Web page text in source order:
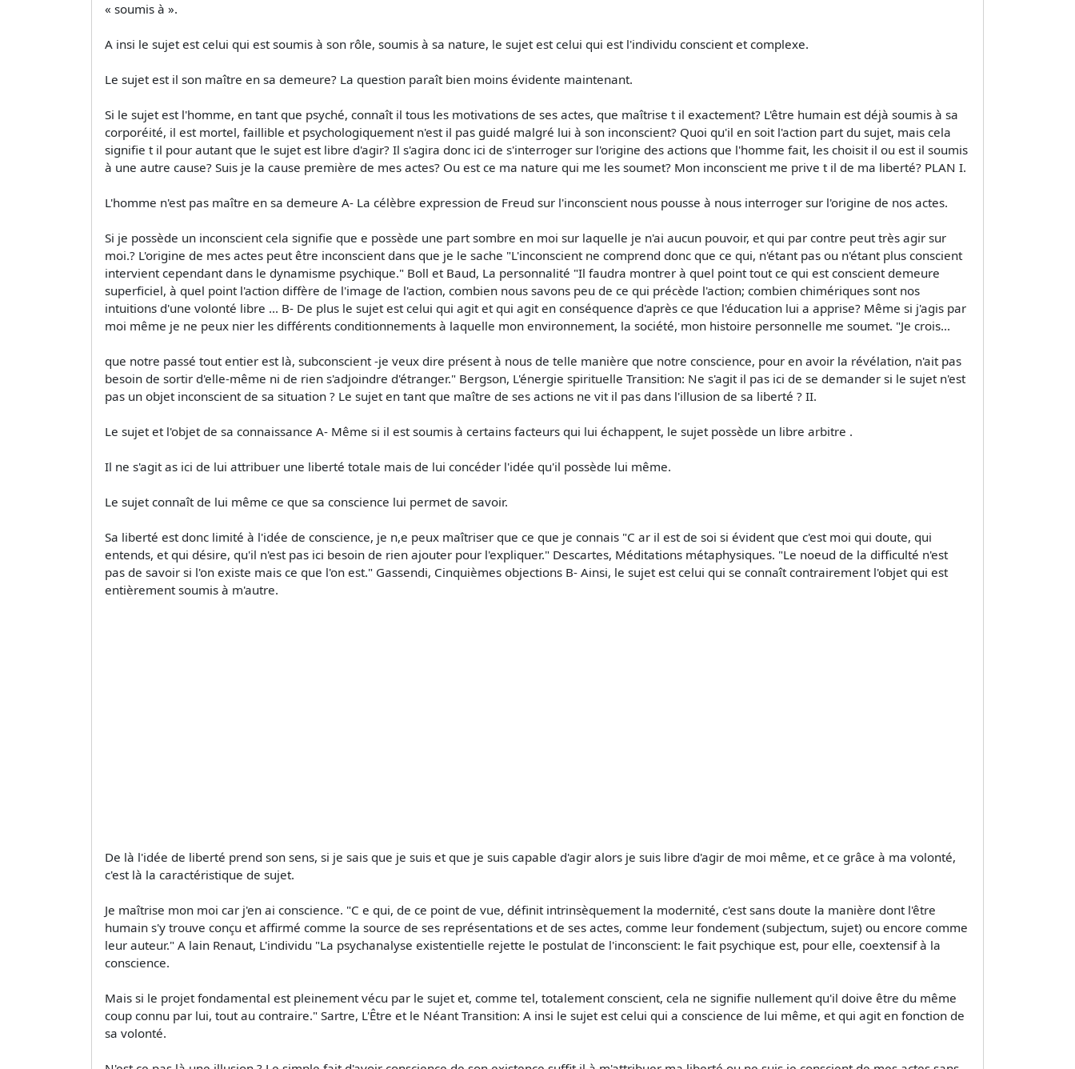
« soumis à ».
A insi le sujet est celui qui est soumis à son rôle, soumis à sa nature, le sujet est celui qui est l'individu conscient et complexe.
Le sujet est il son maître en sa demeure? La question paraît bien moins évidente maintenant.
Si le sujet est l'homme, en tant que psyché, connaît il tous les motivations de ses actes, que maîtrise t il exactement? L'être humain est déjà soumis à sa
corporéité, il est mortel, faillible et psychologiquement n'est il pas guidé malgré lui à son inconscient? Quoi qu'il en soit l'action part du sujet, mais cela
signifie t il pour autant que le sujet est libre d'agir? Il s'agira donc ici de s'interroger sur l'origine des actions que l'homme fait, les choisit il ou est il soumis
à une autre cause? Suis je la cause première de mes actes? Ou est ce ma nature qui me les soumet? Mon inconscient me prive t il de ma liberté? PLAN I.
L'homme n'est pas maître en sa demeure A- La célèbre expression de Freud sur l'inconscient nous pousse à nous interroger sur l'origine de nos actes.
Si je possède un inconscient cela signifie que e possède une part sombre en moi sur laquelle je n'ai aucun pouvoir, et qui par contre peut très agir sur
moi.? L'origine de mes actes peut être inconscient dans que je le sache "L'inconscient ne comprend donc que ce qui, n'étant pas ou n'étant plus conscient
intervient cependant dans le dynamisme psychique." Boll et Baud, La personnalité "Il faudra montrer à quel point tout ce qui est conscient demeure
superficiel, à quel point l'action diffère de l'image de l'action, combien nous savons peu de ce qui précède l'action; combien chimériques sont nos
intuitions d'une volonté libre ... B- De plus le sujet est celui qui agit et qui agit en conséquence d'après ce que l'éducation lui a apprise? Même si j'agis par
moi même je ne peux nier les différents conditionnements à laquelle mon environnement, la société, mon histoire personnelle me soumet. "Je crois...
que notre passé tout entier est là, subconscient -je veux dire présent à nous de telle manière que notre conscience, pour en avoir la révélation, n'ait pas
besoin de sortir d'elle-même ni de rien s'adjoindre d'étranger." Bergson, L'énergie spirituelle Transition: Ne s'agit il pas ici de se demander si le sujet n'est
pas un objet inconscient de sa situation ? Le sujet en tant que maître de ses actions ne vit il pas dans l'illusion de sa liberté ? II.
Le sujet et l'objet de sa connaissance A- Même si il est soumis à certains facteurs qui lui échappent, le sujet possède un libre arbitre .
Il ne s'agit as ici de lui attribuer une liberté totale mais de lui concéder l'idée qu'il possède lui même.
Le sujet connaît de lui même ce que sa conscience lui permet de savoir.
Sa liberté est donc limité à l'idée de conscience, je n,e peux maîtriser que ce que je connais "C ar il est de soi si évident que c'est moi qui doute, qui
entends, et qui désire, qu'il n'est pas ici besoin de rien ajouter pour l'expliquer." Descartes, Méditations métaphysiques. "Le noeud de la difficulté n'est
pas de savoir si l'on existe mais ce que l'on est." Gassendi, Cinquièmes objections B- Ainsi, le sujet est celui qui se connaît contrairement l'objet qui est
entièrement soumis à m'autre.
De là l'idée de liberté prend son sens, si je sais que je suis et que je suis capable d'agir alors je suis libre d'agir de moi même, et ce grâce à ma volonté,
c'est là la caractéristique de sujet.
Je maîtrise mon moi car j'en ai conscience. "C e qui, de ce point de vue, définit intrinsèquement la modernité, c'est sans doute la manière dont l'être
humain s'y trouve conçu et affirmé comme la source de ses représentations et de ses actes, comme leur fondement (subjectum, sujet) ou encore comme
leur auteur." A lain Renaut, L'individu "La psychanalyse existentielle rejette le postulat de l'inconscient: le fait psychique est, pour elle, coextensif à la
conscience.
Mais si le projet fondamental est pleinement vécu par le sujet et, comme tel, totalement conscient, cela ne signifie nullement qu'il doive être du même
coup connu par lui, tout au contraire." Sartre, L'Être et le Néant Transition: A insi le sujet est celui qui a conscience de lui même, et qui agit en fonction de
sa volonté.